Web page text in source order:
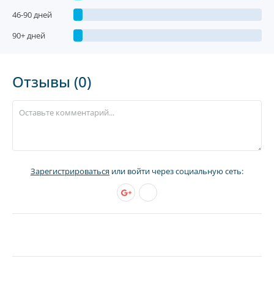
46-90 дней
90+ дней
Отзывы (0)
Зарегистрироваться или войти через социальную сеть: